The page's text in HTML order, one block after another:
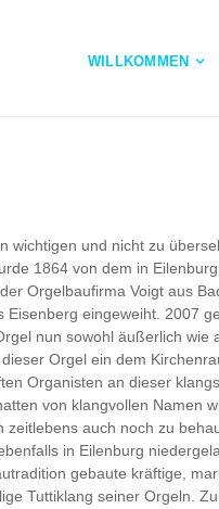
WILLKOMMEN
wichtigen und nicht zu
1864 von dem in
Orgelbaufirma Voigt aus
eingeweiht. 2007
nun sowohl äußerlich wie
Orgel ein dem
Organisten an dieser
von klangvollen Namen
auch noch zu
in Eilenburg
gebaute kräftige,
Tuttiklang seiner Orgeln.